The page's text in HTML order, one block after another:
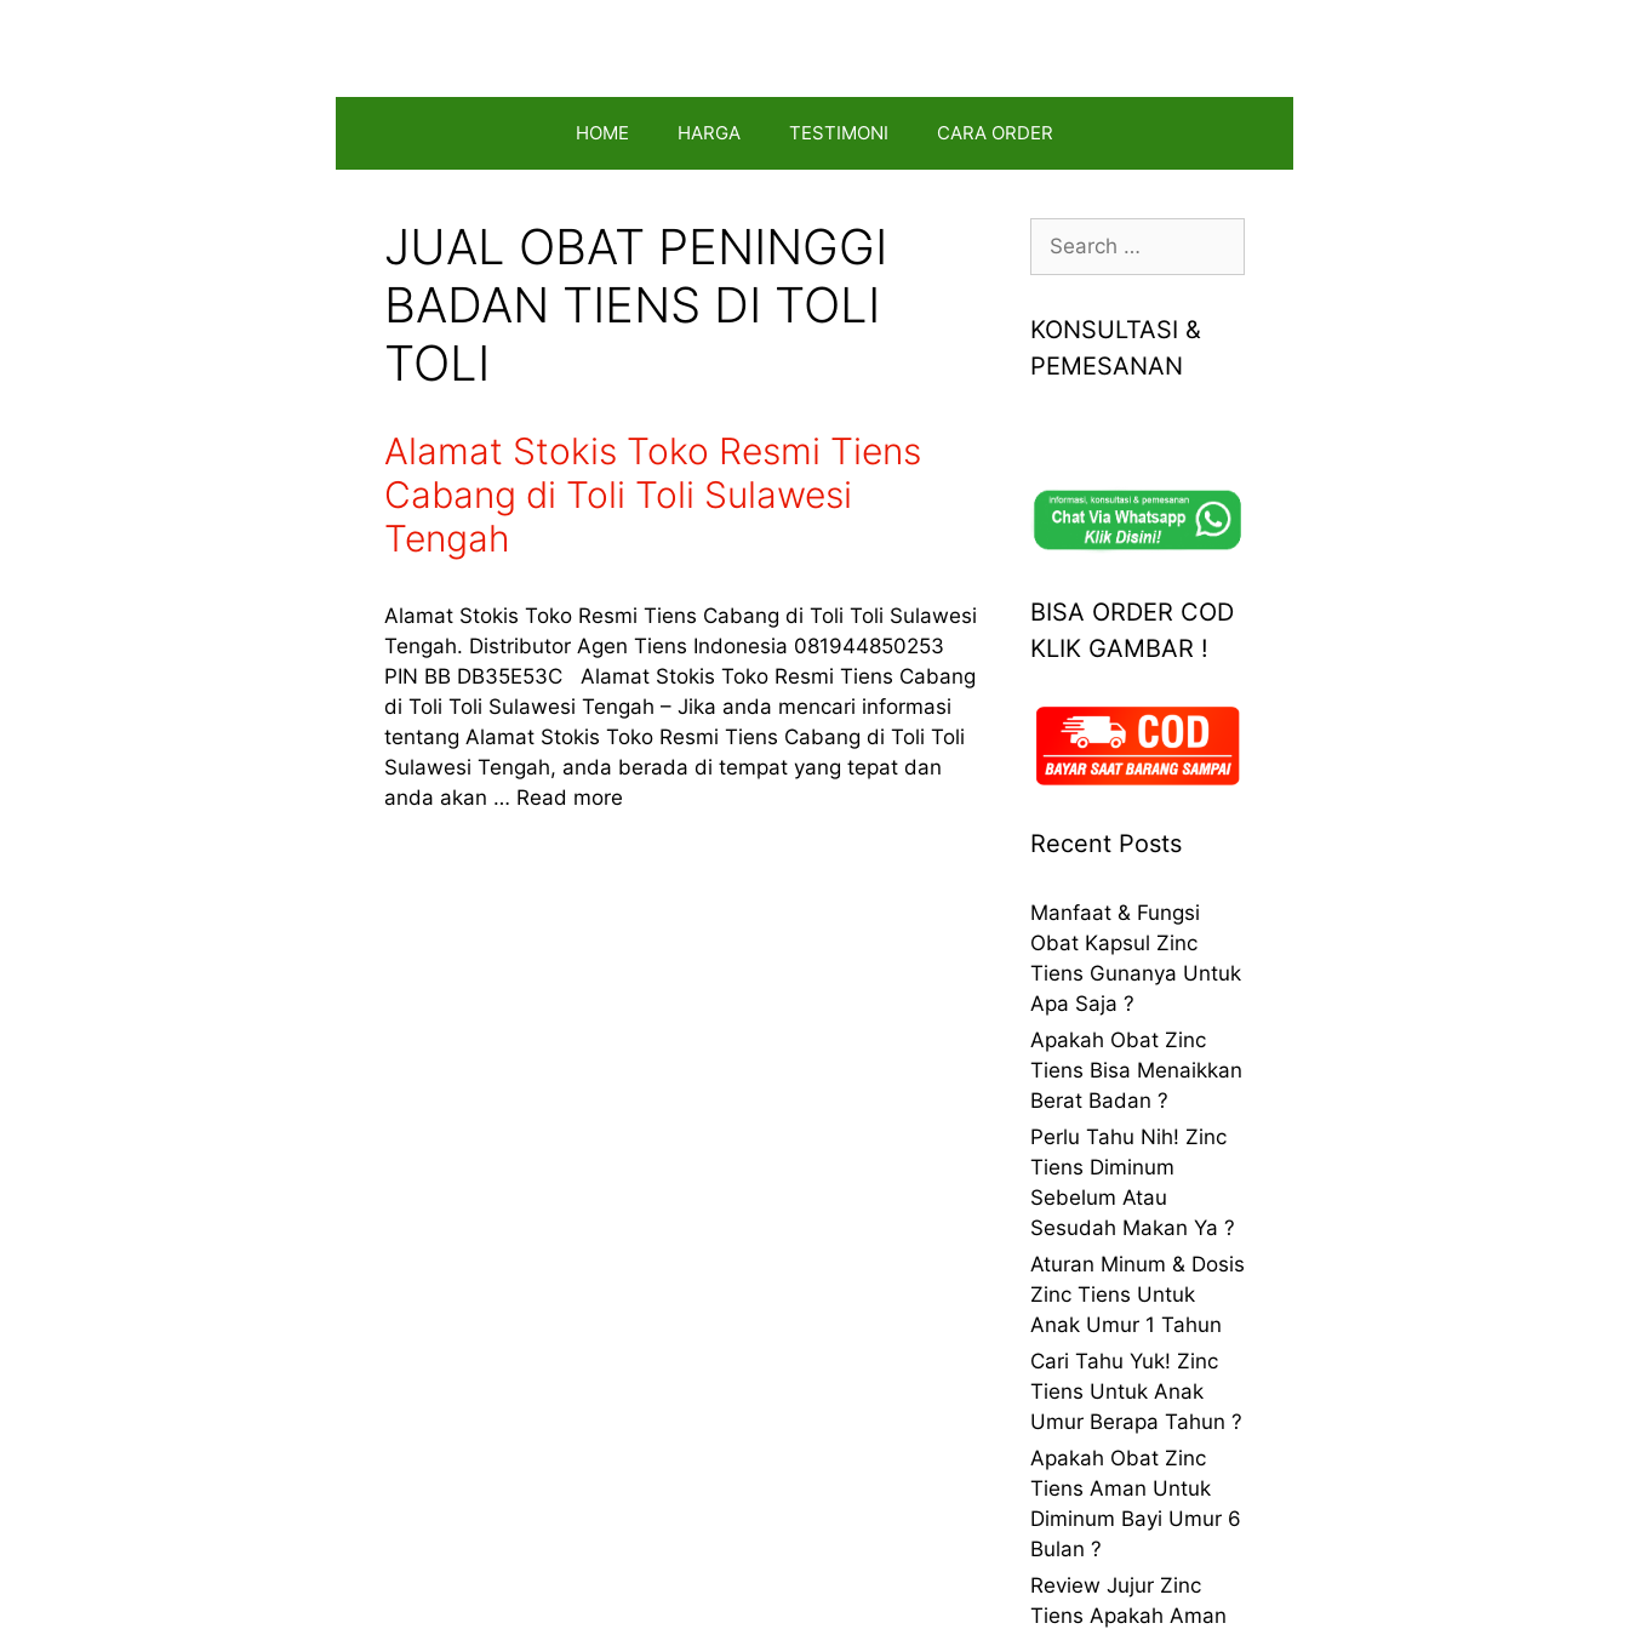
HOME HARGA TESTIMONI CARA ORDER
JUAL OBAT PENINGGI
BADAN TIENS DI TOLI
TOLI
Alamat Stokis Toko Resmi Tiens
Cabang di Toli Toli Sulawesi
Tengah
Alamat Stokis Toko Resmi Tiens Cabang di Toli Toli Sulawesi
Tengah. Distributor Agen Tiens Indonesia 081944850253
PIN BB DB35E53C Alamat Stokis Toko Resmi Tiens Cabang
di Toli Toli Sulawesi Tengah – Jika anda mencari informasi
tentang Alamat Stokis Toko Resmi Tiens Cabang di Toli Toli
Sulawesi Tengah, anda berada di tempat yang tepat dan
anda akan … Read more
Search
for:
KONSULTASI &
PEMESANAN
BISA ORDER COD
KLIK GAMBAR !
Recent Posts
Manfaat & Fungsi
Obat Kapsul Zinc
Tiens Gunanya Untuk
Apa Saja ?
Apakah Obat Zinc
Tiens Bisa Menaikkan
Berat Badan ?
Perlu Tahu Nih! Zinc
Tiens Diminum
Sebelum Atau
Sesudah Makan Ya ?
Aturan Minum & Dosis
Zinc Tiens Untuk
Anak Umur 1 Tahun
Cari Tahu Yuk! Zinc
Tiens Untuk Anak
Umur Berapa Tahun ?
Apakah Obat Zinc
Tiens Aman Untuk
Diminum Bayi Umur 6
Bulan ?
Review Jujur Zinc
Tiens Apakah Aman